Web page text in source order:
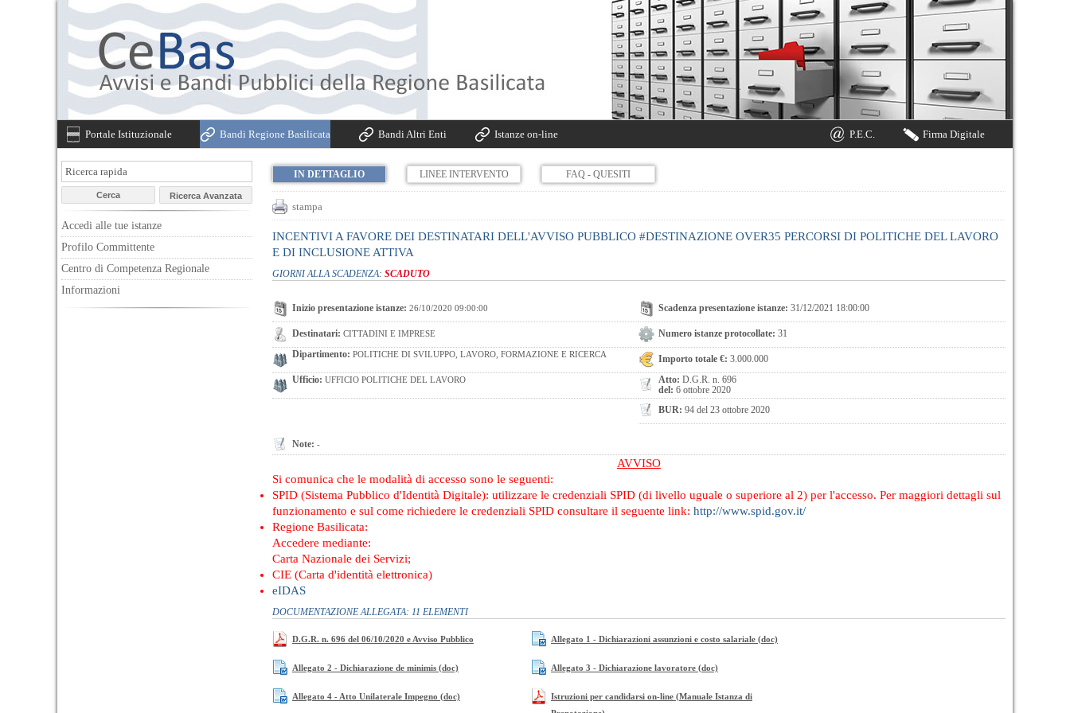
Portale Istituzionale Firma Digitale
P.E.C.
Bandi Regione Basilicata Bandi Altri Enti Istanze on-line
Accedi alle tue istanze
Profilo Committente
Centro di Competenza Regionale
Informazioni
IN DETTAGLIO LINEE INTERVENTO FAQ - QUESITI
stampa
INCENTIVI A FAVORE DEI DESTINATARI DELL'AVVISO PUBBLICO #DESTINAZIONE OVER35 PERCORSI DI POLITICHE DEL LAVORO
E DI INCLUSIONE ATTIVA
GIORNI ALLA SCADENZA: SCADUTO
Inizio presentazione istanze: 26/10/2020 09:00:00
Destinatari: CITTADINI E IMPRESE
Dipartimento: POLITICHE DI SVILUPPO, LAVORO, FORMAZIONE E RICERCA
Ufficio: UFFICIO POLITICHE DEL LAVORO
Scadenza presentazione istanze: 31/12/2021 18:00:00
Numero istanze protocollate: 31
Importo totale €: 3.000.000
Atto: D.G.R. n. 696
del: 6 ottobre 2020
BUR: 94 del 23 ottobre 2020
Note: -
AVVISO
Si comunica che le modalità di accesso sono le seguenti:
SPID (Sistema Pubblico d'Identità Digitale): utilizzare le credenziali SPID (di livello uguale o superiore al 2) per l'accesso. Per maggiori dettagli sul
funzionamento e sul come richiedere le credenziali SPID consultare il seguente link: http://www.spid.gov.it/
Regione Basilicata:
Accedere mediante:
Carta Nazionale dei Servizi;
CIE (Carta d'identità elettronica)
eIDAS
DOCUMENTAZIONE ALLEGATA: 11 ELEMENTI
D.G.R. n. 696 del 06/10/2020 e Avviso Pubblico Allegato 1 - Dichiarazioni assunzioni e costo salariale (doc)
Allegato 2 - Dichiarazione de minimis (doc) Allegato 3 - Dichiarazione lavoratore (doc)
Allegato 4 - Atto Unilaterale Impegno (doc)
Istruzioni per candidarsi on-line (Manuale Istanza di